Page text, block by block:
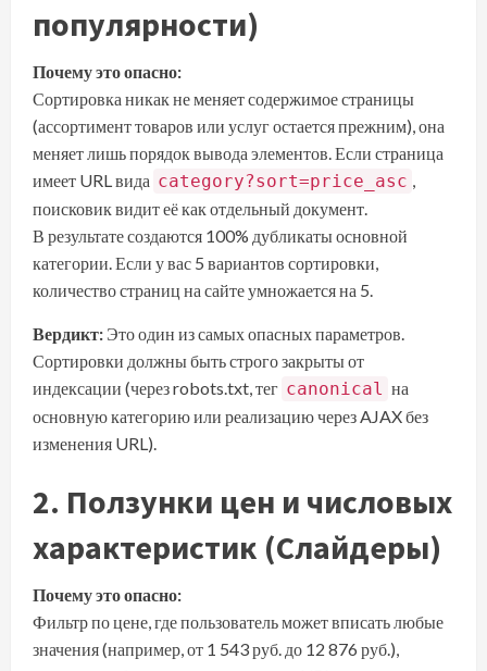
популярности)
Почему это опасно:
Сортировка никак не меняет содержимое страницы
(ассортимент товаров или услуг остается прежним), она
меняет лишь порядок вывода элементов. Если страница
имеет URL вида category?sort=price_asc ,
поисковик видит её как отдельный документ.
В результате создаются 100% дубликаты основной
категории. Если у вас 5 вариантов сортировки,
количество страниц на сайте умножается на 5.
Вердикт: Это один из самых опасных параметров.
Сортировки должны быть строго закрыты от
индексации (через robots.txt, тег canonical на
основную категорию или реализацию через AJAX без
изменения URL).
2. Ползунки цен и числовых
характеристик (Слайдеры)
Почему это опасно:
Фильтр по цене, где пользователь может вписать любые
значения (например, от 1 543 руб. до 12 876 руб.),